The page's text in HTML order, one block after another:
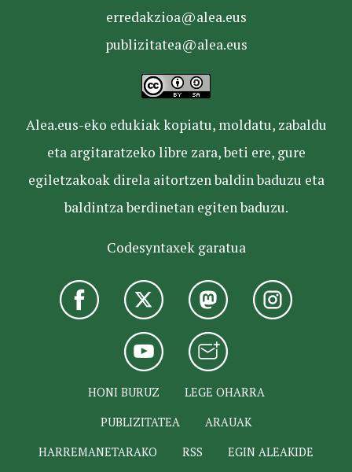
erredakzioa@alea.eus
publizitatea@alea.eus
Alea.eus-eko edukiak kopiatu, moldatu, zabaldu
eta argitaratzeko libre zara, beti ere, gure
egiletzakoak direla aitortzen baldin baduzu eta
baldintza berdinetan egiten baduzu.
Codesyntaxek garatua
HONI BURUZ
LEGE OHARRA
PUBLIZITATEA
ARAUAK
HARREMANETARAKO
RSS EGIN ALEAKIDE